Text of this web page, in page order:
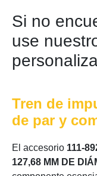
Si no
use
Tren de
de par y
El accesorio 111-
127,68 MM DE